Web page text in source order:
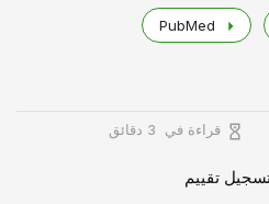
قراءة في 3 دقائق
تقييم